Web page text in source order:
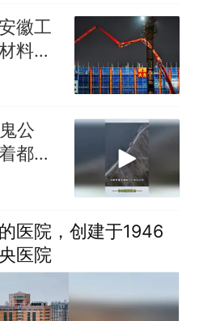
徽工
料产
体结
公
都吓
医院，创建于1946
医院